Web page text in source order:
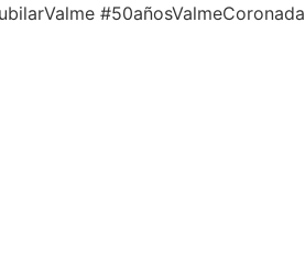
#50añosValmeCoronada